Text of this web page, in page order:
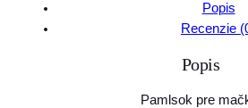
Popis
Recenzie
Popis
Pamlsok pre